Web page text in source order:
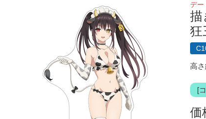
デー
描
狂
高
[
価